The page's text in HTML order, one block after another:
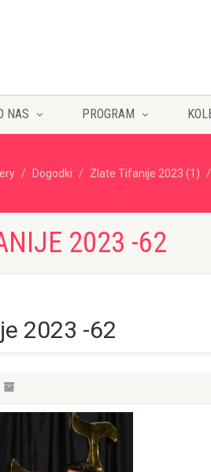
NAS PROGRAM
Dogodki Zlate Tifanije 2023 (1)
2023 -62
2023 -62